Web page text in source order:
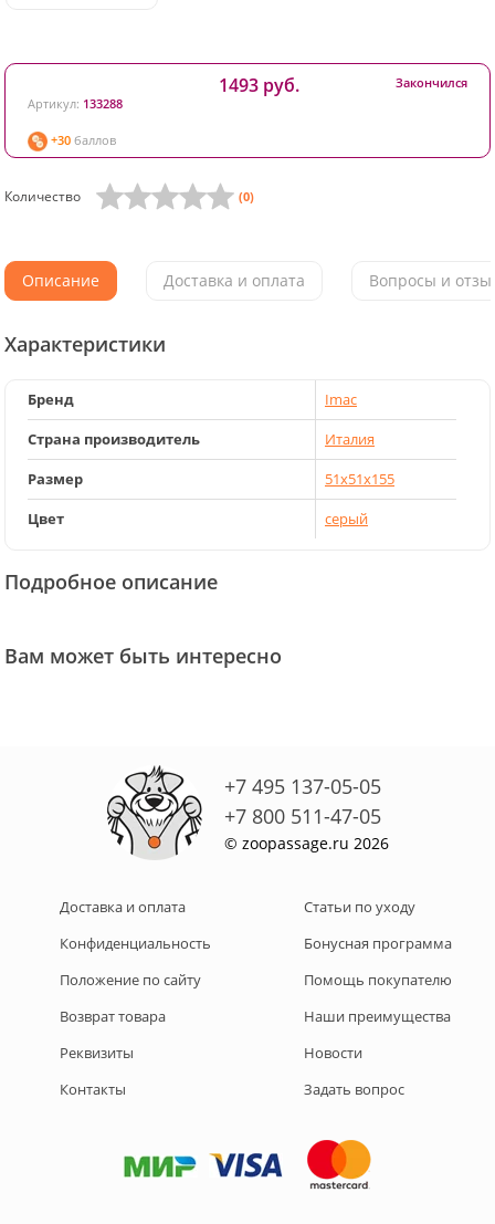
Артикул: 133288
+30 баллов
1493 руб. Закончился
Количество (0)
Описание Доставка и оплата Вопросы и
Характеристики
Бренд
Imac
Страна производитель
Италия
Размер
51х51х155
Цвет
серый
Подробное описание
Вам может быть интересно
+7 495 137-05-05
+7 800 511-47-05
© zoopassage.ru 2026
Доставка и оплата
Конфиденциальность
Положение по сайту
Возврат товара
Реквизиты
Контакты
Статьи по уходу
Бонусная программа
Помощь покупателю
Наши преимущества
Новости
Задать вопрос